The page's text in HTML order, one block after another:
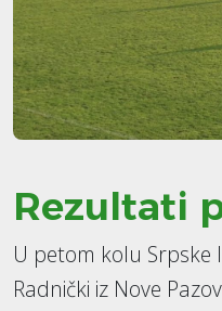
Rezultati
U petom kolu Srpske
Radnički iz Nove